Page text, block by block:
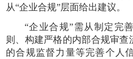
从“企业合规”层面给出建议。
“企业合规”需从制定完
则、构建严格的内部合规审查
的合规监督力量等完善个人